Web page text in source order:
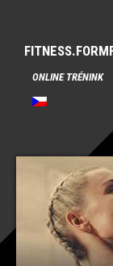
Přeskočit
na
obsah
ONLINE TRÉNINK